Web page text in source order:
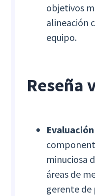
objetivos
alineación
equipo.
Reseña
minuciosa
áreas de
gerente de